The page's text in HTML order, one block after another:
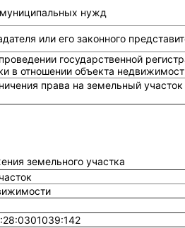
нужд
или его законного
государственной
в отношении объекта
права на земельный участок
земельного участка